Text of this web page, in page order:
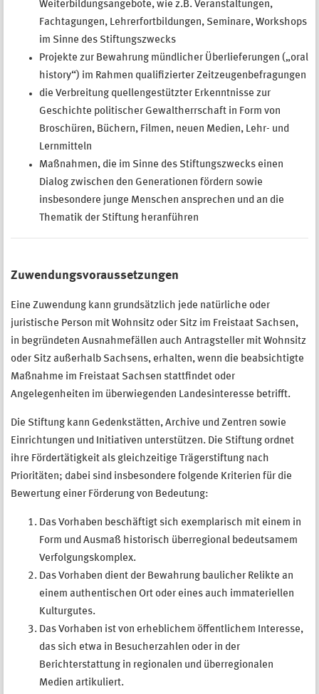
Weiterbildungsangebote, wie z.B. Veranstaltungen,
Fachtagungen, Lehrerfortbildungen, Seminare, Workshops
im Sinne des Stiftungszwecks
Projekte zur Bewahrung mündlicher Überlieferungen („oral
history“) im Rahmen qualifizierter Zeitzeugenbefragungen
die Verbreitung quellengestützter Erkenntnisse zur
Geschichte politischer Gewaltherrschaft in Form von
Broschüren, Büchern, Filmen, neuen Medien, Lehr- und
Lernmitteln
Maßnahmen, die im Sinne des Stiftungszwecks einen
Dialog zwischen den Generationen fördern sowie
insbesondere junge Menschen ansprechen und an die
Thematik der Stiftung heranführen
Zuwendungsvoraussetzungen
Eine Zuwendung kann grundsätzlich jede natürliche oder
juristische Person mit Wohnsitz oder Sitz im Freistaat Sachsen,
in begründeten Ausnahmefällen auch Antragsteller mit Wohnsitz
oder Sitz außerhalb Sachsens, erhalten, wenn die beabsichtigte
Maßnahme im Freistaat Sachsen stattfindet oder
Angelegenheiten im überwiegenden Landesinteresse betrifft.
Die Stiftung kann Gedenkstätten, Archive und Zentren sowie
Einrichtungen und Initiativen unterstützen. Die Stiftung ordnet
ihre Fördertätigkeit als gleichzeitige Trägerstiftung nach
Prioritäten; dabei sind insbesondere folgende Kriterien für die
Bewertung einer Förderung von Bedeutung:
Das Vorhaben beschäftigt sich exemplarisch mit einem in
Form und Ausmaß historisch überregional bedeutsamem
Verfolgungskomplex.
Das Vorhaben dient der Bewahrung baulicher Relikte an
einem authentischen Ort oder eines auch immateriellen
Kulturgutes.
Das Vorhaben ist von erheblichem öffentlichem Interesse,
das sich etwa in Besucherzahlen oder in der
Berichterstattung in regionalen und überregionalen
Medien artikuliert.